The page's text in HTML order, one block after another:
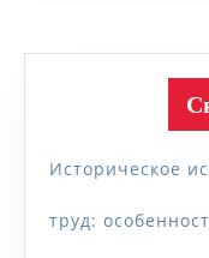
Историческое
труд: